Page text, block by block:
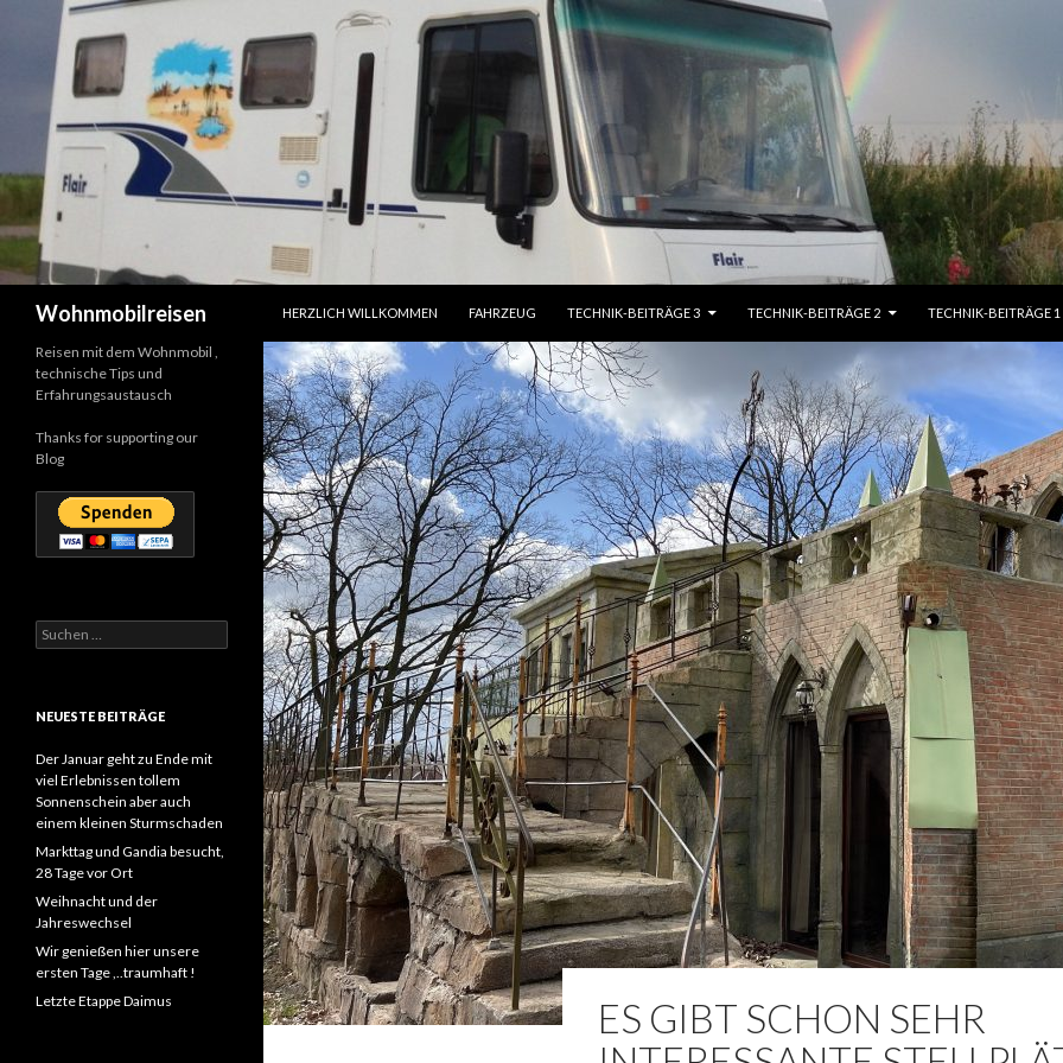
Wohnmobilreisen
HERZLICH WILLKOMMEN
FAHRZEUG TECHNIK-BEITRÄGE 3 TECHNIK-BEITRÄGE 2 TECHNIK-BEITRÄGE 1
ES GIBT SCHON SEHR
Reisen mit dem Wohnmobil ,
technische Tips und
Erfahrungsaustausch
Thanks for supporting our
Blog
Suchen
nach:
NEUESTE BEITRÄGE
Der Januar geht zu Ende mit
viel Erlebnissen tollem
Sonnenschein aber auch
einem kleinen Sturmschaden
Markttag und Gandia besucht,
28 Tage vor Ort
Weihnacht und der
Jahreswechsel
Wir genießen hier unsere
ersten Tage ,..traumhaft !
Letzte Etappe Daimus